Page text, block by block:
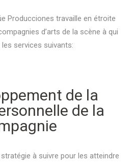
Producciones travaille en étroite
d’arts de la scène à qui
services suivants:
de la
de la
à suivre pour les atteindre